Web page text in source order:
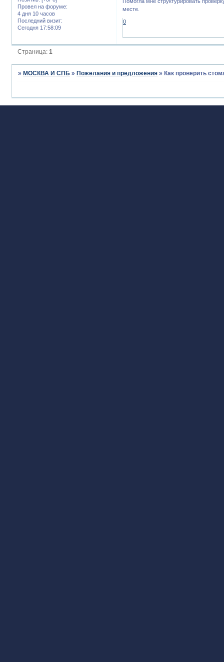
Провел на форуме:
4 дня 10 часов
Последний визит:
Сегодня 17:58:09
месте.
0
Страница:1
»МОСКВА И СПБ »Пожелания и предложения »Как проверить